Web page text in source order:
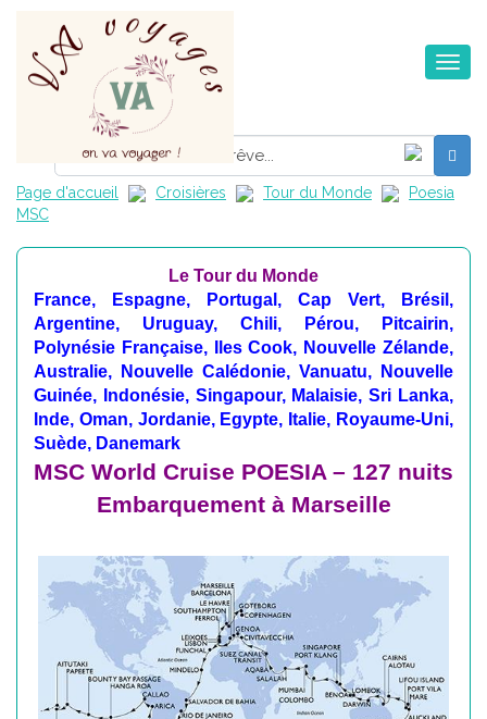
Toggle
Page d'accueil Croisières Tour du Monde
Poesia
MSC
Le Tour du Monde
France, Espagne, Portugal, Cap Vert, Brésil,
Argentine, Uruguay, Chili, Pérou, Pitcairin,
Polynésie Française, Iles Cook, Nouvelle Zélande,
Australie, Nouvelle Calédonie, Vanuatu, Nouvelle
Guinée, Indonésie, Singapour, Malaisie, Sri Lanka,
Inde, Oman, Jordanie, Egypte, Italie, Royaume-Uni,
Suède, Danemark
MSC World Cruise POESIA – 127 nuits
Embarquement à Marseille